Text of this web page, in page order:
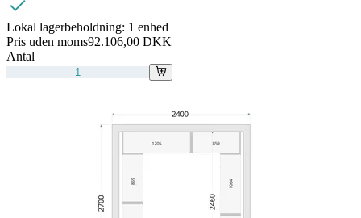
Lokal lagerbeholdning: 1 enhed
Pris uden moms92.106,00 DKK
Antal